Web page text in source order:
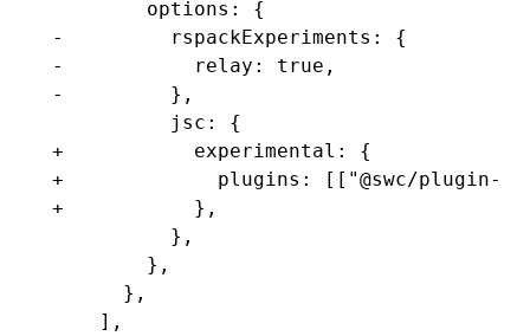
        options: {
-         rspackExperiments: {
-           relay: true,
-         },
          jsc: {
+           experimental: {
+             plugins: [["@swc/plugin-
+           },
          },
        },
      },
    ],